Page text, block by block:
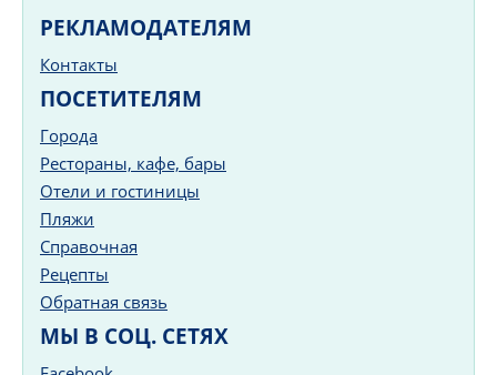
РЕКЛАМОДАТЕЛЯМ
Контакты
ПОСЕТИТЕЛЯМ
Города
Рестораны, кафе, бары
Отели и гостиницы
Пляжи
Справочная
Рецепты
Обратная связь
МЫ В СОЦ. СЕТЯХ